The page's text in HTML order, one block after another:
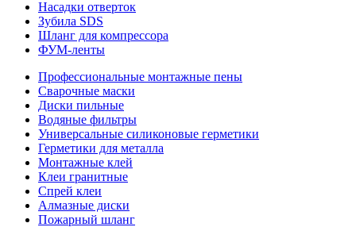
Насадки отверток
Зубила SDS
Шланг для компрессора
ФУМ-ленты
Профессиональные монтажные пены
Сварочные маски
Диски пильные
Водяные фильтры
Универсальные силиконовые герметики
Герметики для металла
Монтажные клей
Клеи гранитные
Спрей клеи
Алмазные диски
Пожарный шланг